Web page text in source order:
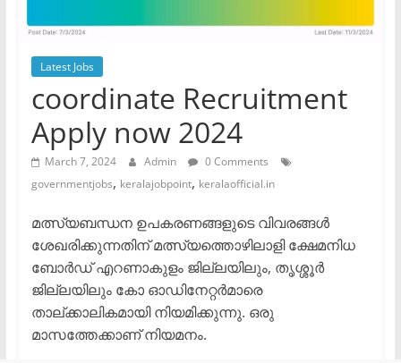
Latest Jobs
coordinate Recruitment
Apply now 2024
March 7, 2024 Admin
0 Comments
governmentjobs, keralajobpoint, keralaofficial.in
മത്സ്യബന്ധന ഉപകരണങ്ങളുടെ വിവരങ്ങൾ
ശേഖരിക്കുന്നതിന് മത്സ്യത്തൊഴിലാളി ക്ഷേമനിധ
ബോർഡ് എറണാകുളം ജില്ലയിലും, തൃശ്ശൂർ
ജില്ലയിലും കോ ഓഡിനേറ്റർമാരെ
താല്ക്കാലികമായി നിയമിക്കുന്നു. ഒരു
മാസത്തേക്കാണ് നിയമനം.